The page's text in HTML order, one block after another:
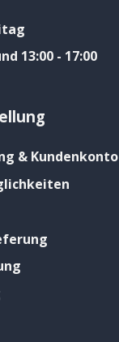
13:00 - 17:00
& Kundenkonto